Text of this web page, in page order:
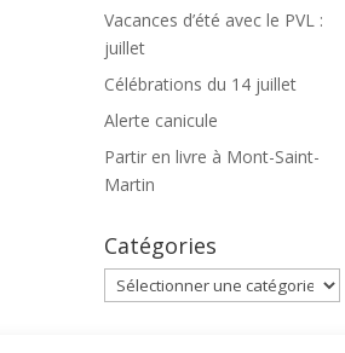
Vacances d’été avec le PVL :
juillet
Célébrations du 14 juillet
Alerte canicule
Partir en livre à Mont-Saint-
Martin
Catégories
Catégories